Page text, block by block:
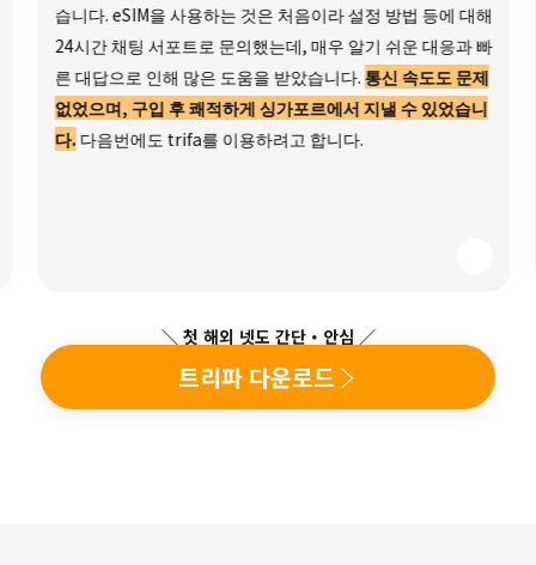
습니다. eSIM을 사용하는 것은 처음이라 설정 방법 등에 대해
24시간 채팅 서포트로 문의했는데, 매우 알기 쉬운 대응과 빠
른 대답으로 인해 많은 도움을 받았습니다. 통신 속도도 문제
없었으며, 구입 후 쾌적하게 싱가포르에서 지낼 수 있었습니
다. 다음번에도 trifa를 이용하려고 합니다.
＼ 첫 해외 넷도 간단・안심 ／
트리파 다운로드